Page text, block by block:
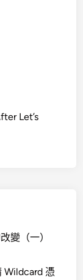
Let’s
變（一）
Wildcard 憑